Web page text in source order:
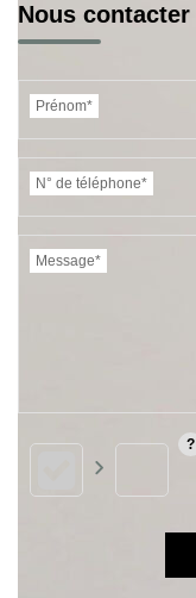
Nous contacter
Prénom*
N° de téléphone*
Message*